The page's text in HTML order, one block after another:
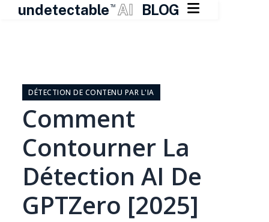
undetectable TM AI BLOG 
contentDÉTECTION DE CONTENU PAR L'IA
Comment
Contourner La
Détection AI De
GPTZero [2025]